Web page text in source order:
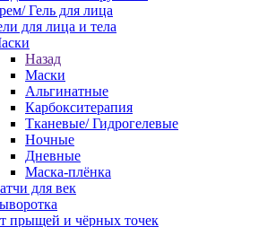
Гель для лица
для лица и тела
Назад
Маски
Альгинатные
Карбокситерапия
Тканевые/ Гидрогелевые
Ночные
Дневные
Маска-плёнка
для век
прыщей и чёрных точек